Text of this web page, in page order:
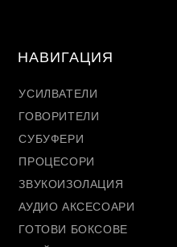
НАВИГАЦИЯ
УСИЛВАТЕЛИ
ГОВОРИТЕЛИ
СУБУФЕРИ
ПРОЦЕСОРИ
ЗВУКОИЗОЛАЦИЯ
АУДИО АКСЕСОАРИ
ГОТОВИ БОКСОВЕ